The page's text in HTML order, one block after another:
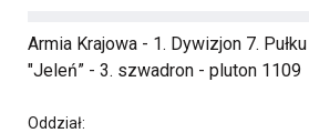
Armia Krajowa - 1. Dywizjon 7.
"Jeleń” - 3. szwadron - pluton 1109
Oddział: